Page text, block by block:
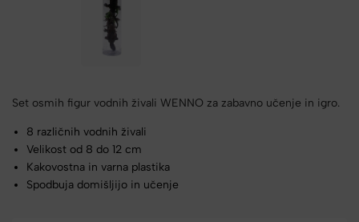
Set osmih figur vodnih živali WENNO za zabavno učenje in igro.
8 različnih vodnih živali
Velikost od 8 do 12 cm
Kakovostna in varna plastika
Spodbuja domišljijo in učenje